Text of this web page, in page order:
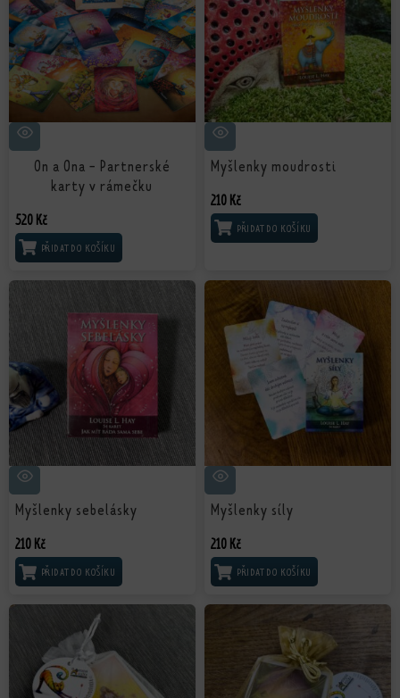
On a Ona - Partnerské
karty v rámečku
520 Kč
PŘIDAT DO KOŠÍKU
Myšlenky moudrosti
210 Kč
PŘIDAT DO KOŠÍKU
Myšlenky sebelásky
210 Kč
PŘIDAT DO KOŠÍKU
Myšlenky síly
210 Kč
PŘIDAT DO KOŠÍKU